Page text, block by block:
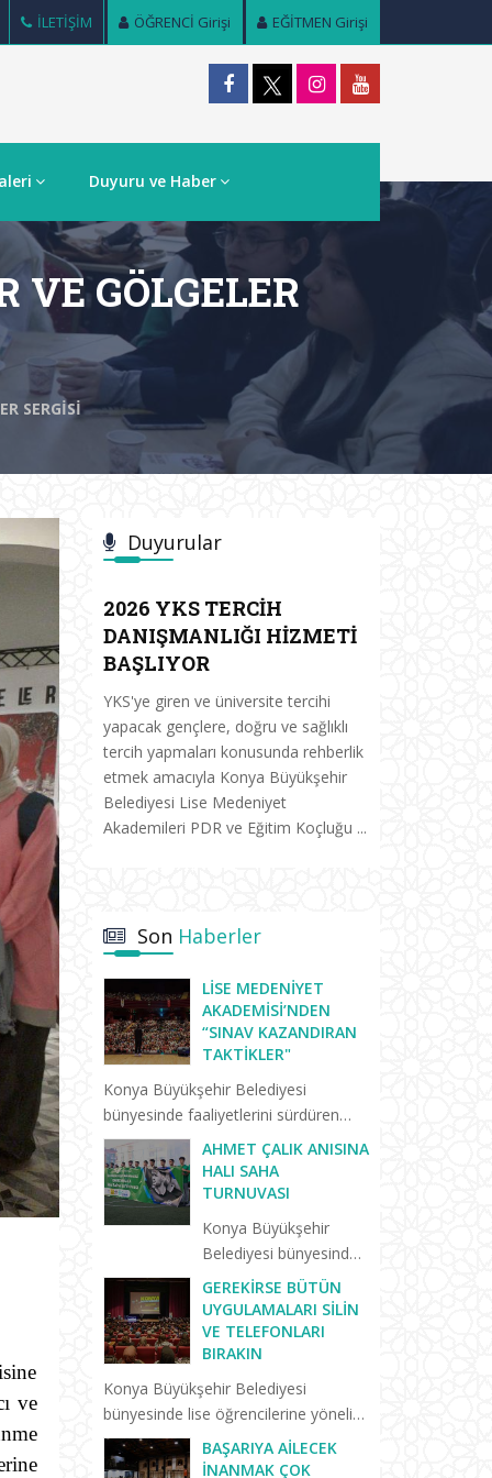
İLETİŞİM ÖĞRENCİ Girişi EĞİTMEN Girişi
Duyuru ve Haber
VE GÖLGELER
SERGİSİ
ve
Duyurular
2026 YKS TERCİH
DANIŞMANLIĞI HİZMETİ
BAŞLIYOR
YKS'ye giren ve üniversite tercihi
yapacak gençlere, doğru ve sağlıklı
tercih yapmaları konusunda rehberlik
etmek amacıyla Konya Büyükşehir
Belediyesi Lise Medeniyet
Akademileri PDR ve Eğitim Koçluğu ...
Son Haberler
LISE MEDENIYET
AKADEMISI’NDEN
“SINAV KAZANDIRAN
TAKTIKLER"
Konya Büyükşehir Belediyesi
bünyesinde faaliyetlerini sürdüren
Lise Medeniyet Akademisi’nde
“Birlikte Başaracağız” programları
yeni eğitim öğretim dönemiyle birlikte
AHMET ÇALIK ANISINA
HALI SAHA
TURNUVASI
Konya Büyükşehir
Belediyesi bünyesinde
lise öğrencilerine ve
yeni mezunlara yönelik
hizmet veren Lise
Medeniyet
Akademisi’nde trafik
kazasında hayatını
kaybeden Konyasporlu
futbolcu Ahmet Çalık
GEREKIRSE BÜTÜN
UYGULAMALARI SILIN
VE TELEFONLARI
BIRAKIN
Konya Büyükşehir Belediyesi
bünyesinde lise öğrencilerine yönelik
hizmet veren Lise Medeniyet
Akademisi’nin “Birlikte Başaracağız”
BAŞARIYA AILECEK
İNANMAK ÇOK